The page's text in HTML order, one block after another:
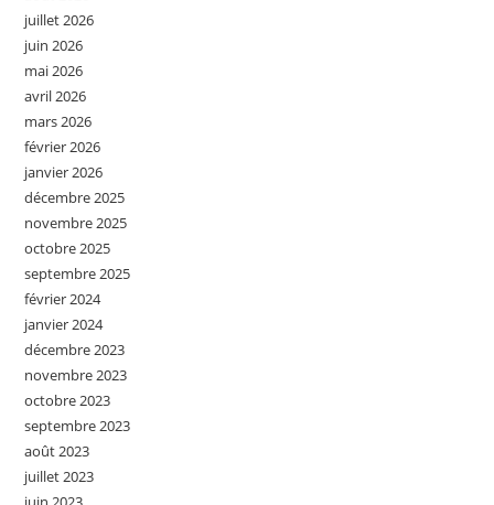
juillet 2026
juin 2026
mai 2026
avril 2026
mars 2026
février 2026
janvier 2026
décembre 2025
novembre 2025
octobre 2025
septembre 2025
février 2024
janvier 2024
décembre 2023
novembre 2023
octobre 2023
septembre 2023
août 2023
juillet 2023